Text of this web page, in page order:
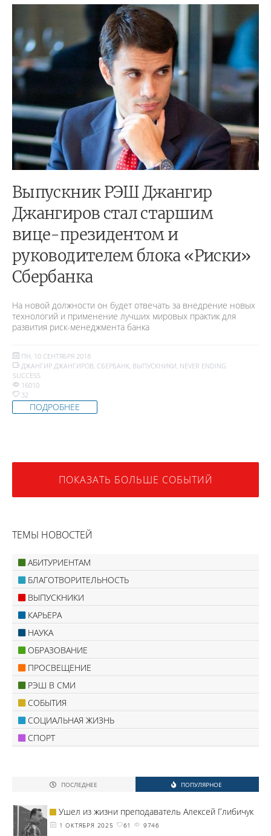
Выпускник РЭШ Джангир
Джангиров стал старшим
вице-президентом и
руководителем блока «Риски»
Сбербанка
На новой должности он будет отвечать за внедрение новых
технологий и применение лучших мировых практик для
развития риск-менеджмента банка
ПН, 10 СЕНТЯБРЯ 2018
ДЖАНГИР ДЖАНГИРОВ СБЕРБАНК ВЫПУСКНИКИ NEVER ENDING
SUCCESS
16010
32
ПОДРОБНЕЕ
ПОКАЗАТЬ БОЛЬШЕ СОБЫТИЙ
ТЕМЫ НОВОСТЕЙ
АБИТУРИЕНТАМ
БЛАГОТВОРИТЕЛЬНОСТЬ
ВЫПУСКНИКИ
КАРЬЕРА
НАУКА
ОБРАЗОВАНИЕ
ПРОСВЕЩЕНИЕ
РЭШ В СМИ
СОБЫТИЯ
СОЦИАЛЬНАЯ ЖИЗНЬ
СПОРТ
ПОСЛЕДНЕЕ ПОПУЛЯРНОЕ
Ушел из жизни преподаватель Алексей Глибичук
1 ОКТЯБРЯ 2025 61 9746